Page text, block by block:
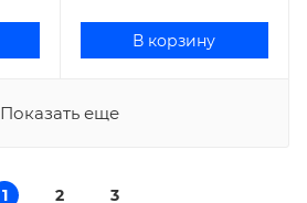
В корзину
Показать еще
1 2 3